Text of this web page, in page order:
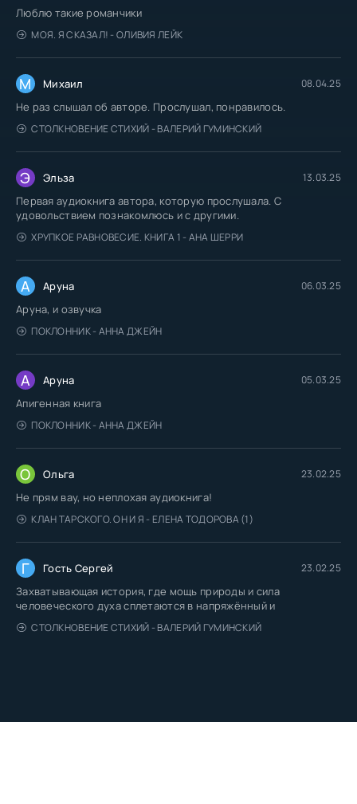
Люблю такие романчики
МОЯ. Я СКАЗАЛ! - ОЛИВИЯ ЛЕЙК
М Михаил 08.04.25
Не раз слышал об авторе. Прослушал, понравилось.
СТОЛКНОВЕНИЕ СТИХИЙ - ВАЛЕРИЙ ГУМИНСКИЙ
Э Эльза 13.03.25
Первая аудиокнига автора, которую прослушала. С
удовольствием познакомлюсь и с другими.
ХРУПКОЕ РАВНОВЕСИЕ. КНИГА 1 - АНА ШЕРРИ
А Аруна 06.03.25
Аруна, и озвучка
ПОКЛОННИК - АННА ДЖЕЙН
А Аруна 05.03.25
Апигенная книга
ПОКЛОННИК - АННА ДЖЕЙН
О Ольга 23.02.25
Не прям вау, но неплохая аудиокнига!
КЛАН ТАРСКОГО. ОН И Я - ЕЛЕНА ТОДОРОВА (1)
Г Гость Сергей 23.02.25
Захватывающая история, где мощь природы и сила
человеческого духа сплетаются в напряжённый и
СТОЛКНОВЕНИЕ СТИХИЙ - ВАЛЕРИЙ ГУМИНСКИЙ